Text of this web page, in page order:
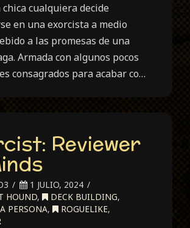
chica cualquiera decide
en una exorcista a medio
a las promesas de una
Armada con algunos pocos
consagrados para acabar co…
Reviewer
1 JULIO, 2024
HOUND, DECK BUILDING,
PERSONA, ROGUELIKE,